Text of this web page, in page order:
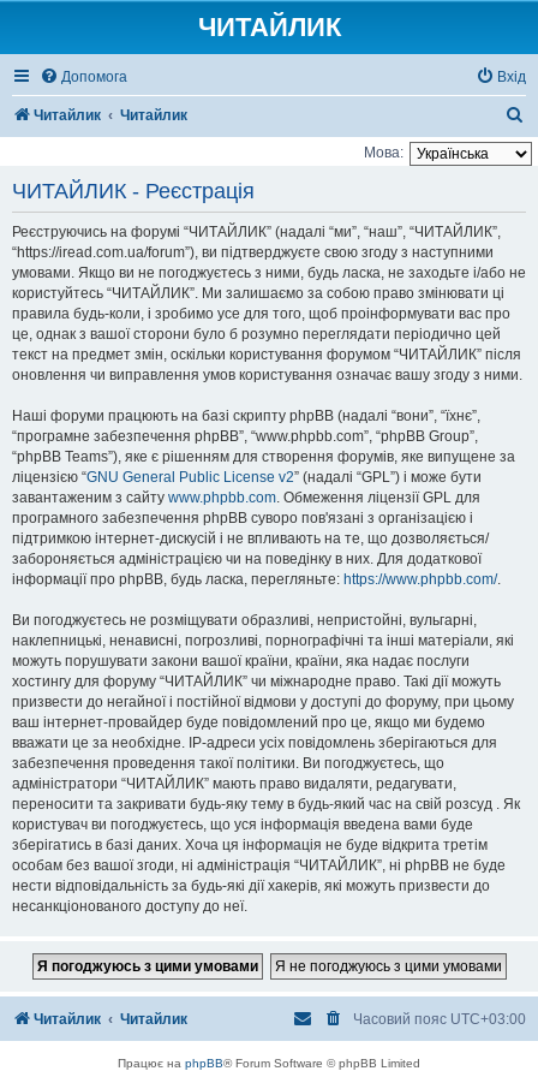
ЧИТАЙЛИК
Допомога Вхід
Читайлик Читайлик
о
у
Мова:
ЧИТАЙЛИК - Реєстрація
Реєструючись на форумі “ЧИТАЙЛИК” (надалі “ми”, “наш”, “ЧИТАЙЛИК”,
“https://iread.com.ua/forum”), ви підтверджуєте свою згоду з наступними
умовами. Якщо ви не погоджуєтесь з ними, будь ласка, не заходьте і/або не
користуйтесь “ЧИТАЙЛИК”. Ми залишаємо за собою право змінювати ці
правила будь-коли, і зробимо усе для того, щоб проінформувати вас про
це, однак з вашої сторони було б розумно переглядати періодично цей
текст на предмет змін, оскільки користування форумом “ЧИТАЙЛИК” після
оновлення чи виправлення умов користування означає вашу згоду з ними.
Наші форуми працюють на базі скрипту phpBB (надалі “вони”, “їхнє”,
“програмне забезпечення phpBB”, “www.phpbb.com”, “phpBB Group”,
“phpBB Teams”), яке є рішенням для створення форумів, яке випущене за
ліцензією “GNU General Public License v2” (надалі “GPL”) і може бути
завантаженим з сайту www.phpbb.com. Обмеження ліцензії GPL для
програмного забезпечення phpBB суворо пов'язані з організацією і
підтримкою інтернет-дискусій і не впливають на те, що дозволяється/
забороняється адміністрацією чи на поведінку в них. Для додаткової
інформації про phpBB, будь ласка, перегляньте: https://www.phpbb.com/.
Ви погоджуєтесь не розміщувати образливі, непристойні, вульгарні,
наклепницькі, ненависні, погрозливі, порнографічні та інші матеріали, які
можуть порушувати закони вашої країни, країни, яка надає послуги
хостингу для форуму “ЧИТАЙЛИК” чи міжнародне право. Такі дії можуть
призвести до негайної і постійної відмови у доступі до форуму, при цьому
ваш інтернет-провайдер буде повідомлений про це, якщо ми будемо
вважати це за необхідне. IP-адреси усіх повідомлень зберігаються для
забезпечення проведення такої політики. Ви погоджуєтесь, що
адміністратори “ЧИТАЙЛИК” мають право видаляти, редагувати,
переносити та закривати будь-яку тему в будь-який час на свій розсуд . Як
користувач ви погоджуєтесь, що уся інформація введена вами буде
зберігатись в базі даних. Хоча ця інформація не буде відкрита третім
особам без вашої згоди, ні адміністрація “ЧИТАЙЛИК”, ні phpBB не буде
нести відповідальність за будь-які дії хакерів, які можуть призвести до
несанкціонованого доступу до неї.
Читайлик Читайлик Часовий пояс UTC+03:00
Працює на phpBB® Forum Software © phpBB Limited